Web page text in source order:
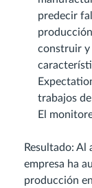
predecir
construir y
trabajos
El
Resultado: Al
empresa ha
producción